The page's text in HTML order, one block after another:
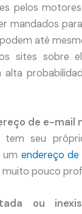
pelos
mandados
até
sites sobre
alta
de e-mail
seu
endereço
pouco
ou